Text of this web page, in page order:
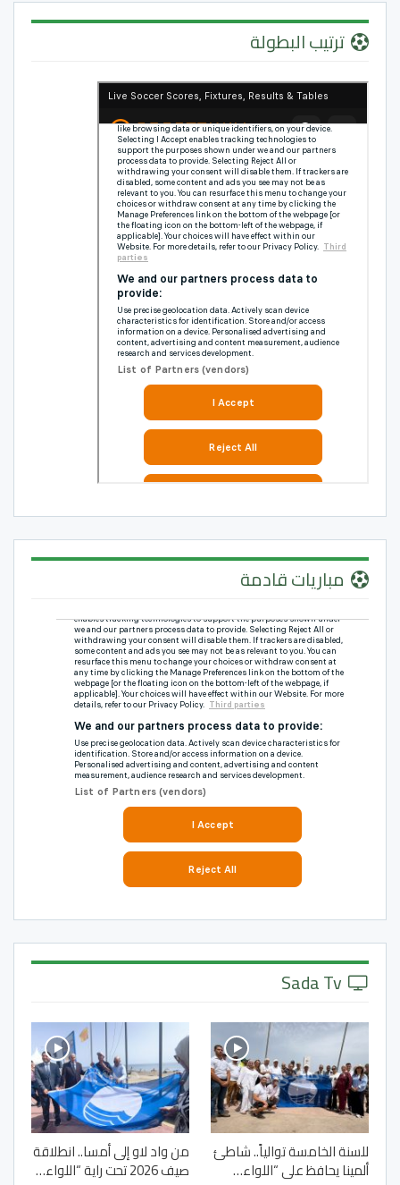
ترتيب البطولة
مباريات قادمة
للسنة الخامسة توالياً.. شاطئ
ألمينا يحافظ على “اللواء…
من واد لاو إلى أمسا.. انطلاقة
صيف 2026 تحت راية “اللواء…